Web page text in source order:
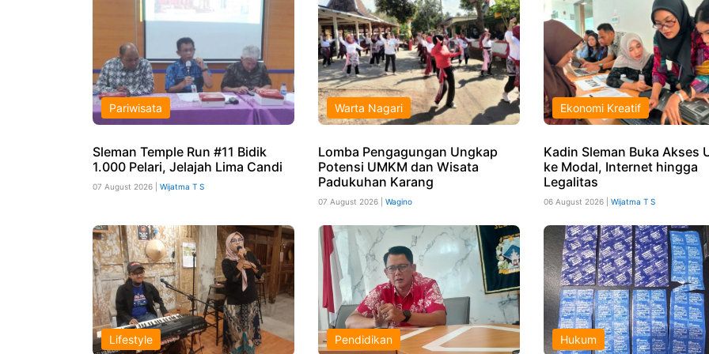
Pariwisata
Sleman Temple Run #11 Bidik
1.000 Pelari, Jelajah Lima Candi
07 August 2026 | Wijatma T S
Warta Nagari
Lomba Pengagungan Ungkap
Potensi UMKM dan Wisata
Padukuhan Karang
07 August 2026 | Wagino
Ekonomi Kreatif
Kadin Sleman Buka Akses
ke Modal, Internet hingga
Legalitas
06 August 2026 | Wijatma T S
Lifestyle Pendidikan Hukum